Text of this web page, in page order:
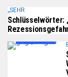
„SEHR
Schlüsselwörter: